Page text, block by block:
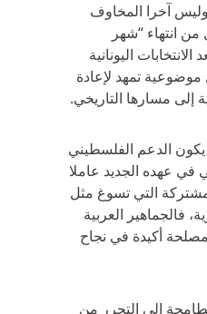
وليس آخرا المخاوف
من انتهاء “شهر
اليونانية
موضوعية تمهد لإعادة
إلى مسارها التاريخي.
الدعم الفلسطيني
في عهده الجديد عاملا
التي تسوغ مثل
فالجماهير العربية
مصلحة أكيدة في نجاح
إلى التحرر من